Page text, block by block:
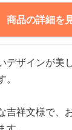
商品の詳細を
デザインが美
吉祥文様で、